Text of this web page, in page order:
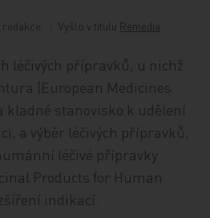
redakce Vyšlo v titulu Remedia
léčivých přípravků, u nichž
(European Medicines
kladné stanovisko k udělení
a výběr léčivých přípravků,
léčivé přípravky
Products for Human
indikací.